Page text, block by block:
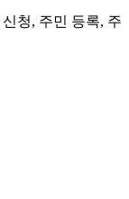
청, 주민 등록, 주